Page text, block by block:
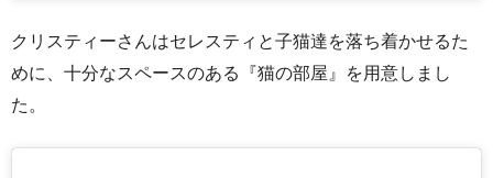
クリスティーさんはセレスティと子猫達を落ち着かせるた
めに、十分なスペースのある『猫の部屋』を用意しまし
た。